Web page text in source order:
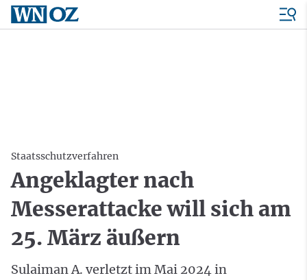
Staatsschutzverfahren
Angeklagter nach
Messerattacke will sich am
25. März äußern
Sulaiman A. verletzt im Mai 2024 in